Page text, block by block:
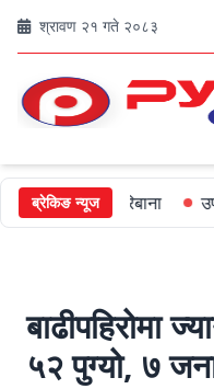
श्रावण २१ गते २०८३
ब्रेकिङ न्यूज
जरिबाना उपप्रमुख
बाढीपहिरोमा
५२ पुग्यो, ७